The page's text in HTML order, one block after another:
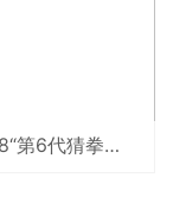
藤田奈那成为AKB48“第6代猜拳女王”